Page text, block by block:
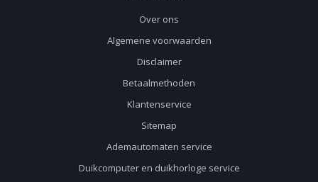
Over ons
Algemene voorwaarden
Disclaimer
Betaalmethoden
Klantenservice
Sitemap
Ademautomaten service
Duikcomputer en duikhorloge service